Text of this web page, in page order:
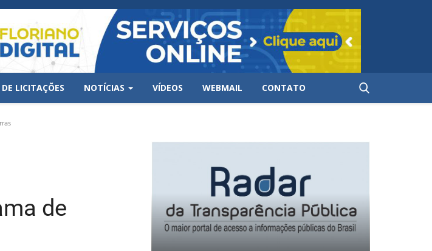
LICITAÇÕES NOTÍCIAS VÍDEOS WEBMAIL CONTATO
de